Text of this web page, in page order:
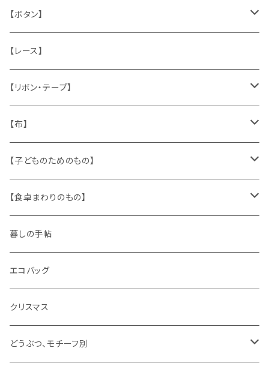
うさぎ
キャラクター
ピノキオ
ハンドメイド製品
お部屋に飾るもの
メタル製品
缶、箱
陶磁器
文房具
木製品
ミニチュア、ドールハウス
マッチラベル、食品ラベル
蔵書票、荷札、ビュバー、伝票
シール、ステッカー、クロモス
袋、箱、ナプキン、コースター
パズル、ゲーム
古本、古雑誌、古えほん
古レコード
古せっけん
ラッピングペーパー、壁紙
袋、ラッピングペーパー
ひも、テープ
封筒、ポストカード
切手
スタンプ
文房具
【ボタン】
木
貝
メタル
ガラス
プラスチック
紙
【レース】
【リボン・テープ】
チロルテープ・イニシャルテープ
トリム
ワッペン
【布】
キッチンクロス、ナプキン
ニット
布地
【子どものためのもの】
身に着けるもの
【食卓まわりのもの】
ガラス
花びん
小物入れ
陶磁器
カップアンドソーサー
プレート
木製品
ホーロー
暮しの手帖
エコバッグ
クリスマス
どうぶつ、モチーフ別